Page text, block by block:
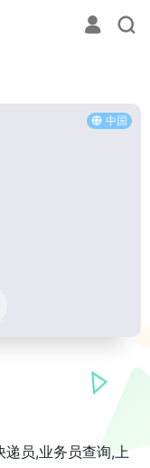
中国
员,业务员查询,上